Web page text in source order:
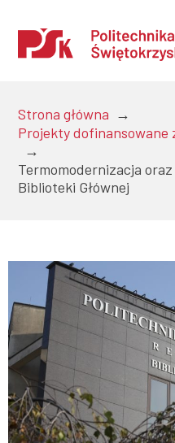
Strona główna →
Projekty
→
Termomodernizacja
Biblioteki Głównej
Uczelnia